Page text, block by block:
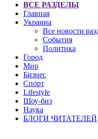
ВСЕ РАЗДЕЛЫ
Главная
Украина
Все новости
События
Политика
Город
Мир
Бизнес
Спорт
Lifestyle
Шоу-биз
Наука
БЛОГИ ЧИТАТЕЛЕЙ